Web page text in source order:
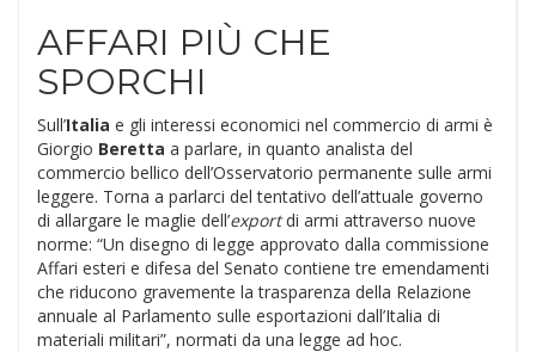
AFFARI PIÙ CHE
SPORCHI
Sull’Italia e gli interessi economici nel commercio di armi è
Giorgio Beretta a parlare, in quanto analista del
commercio bellico dell’Osservatorio permanente sulle armi
leggere. Torna a parlarci del tentativo dell’attuale governo
di allargare le maglie dell’exportdi armi attraverso nuove
norme: “Un disegno di legge approvato dalla commissione
Affari esteri e difesa del Senato contiene tre emendamenti
che riducono gravemente la trasparenza della Relazione
annuale al Parlamento sulle esportazioni dall’Italia di
materiali militari”, normati da una legge ad hoc.